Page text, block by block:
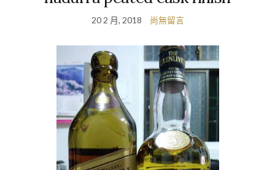
20 2 月, 2018 尚無留言